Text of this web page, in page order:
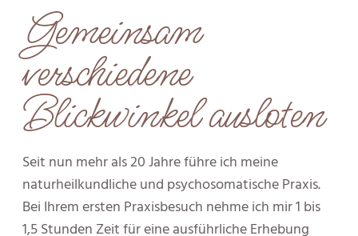
Gemeinsam
verschiedene
Blickwinkel ausloten
Seit nun mehr als 20 Jahre führe ich meine
naturheilkundliche und psychosomatische Praxis.
Bei Ihrem ersten Praxisbesuch nehme ich mir 1 bis
1,5 Stunden Zeit für eine ausführliche Erhebung